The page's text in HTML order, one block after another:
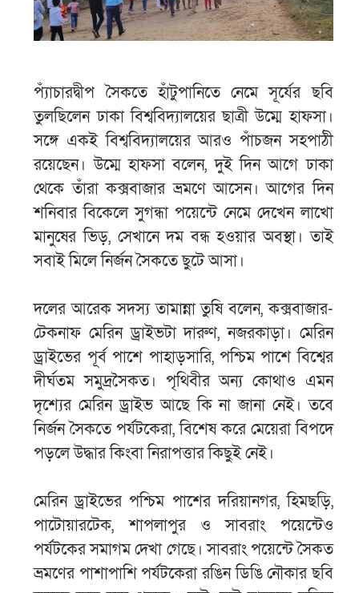
প্যাঁচারদ্বীপ সৈকতে হাঁটুপানিতে নেমে সূর্যের ছবি
তুলছিলেন ঢাকা বিশ্ববিদ্যালয়ের ছাত্রী উম্মে হাফসা।
সঙ্গে একই বিশ্ববিদ্যালয়ের আরও পাঁচজন সহপাঠী
রয়েছেন। উম্মে হাফসা বলেন, দুই দিন আগে ঢাকা
থেকে তাঁরা কক্সবাজার ভ্রমণে আসেন। আগের দিন
শনিবার বিকেলে সুগন্ধা পয়েন্টে নেমে দেখেন লাখো
মানুষের ভিড়, সেখানে দম বন্ধ হওয়ার অবস্থা। তাই
সবাই মিলে নির্জন সৈকতে ছুটে আসা।
দলের আরেক সদস্য তামান্না তুষি বলেন, কক্সবাজার-
টেকনাফ মেরিন ড্রাইভটা দারুণ, নজরকাড়া। মেরিন
ড্রাইভের পূর্ব পাশে পাহাড়সারি, পশ্চিম পাশে বিশ্বের
দীর্ঘতম সমুদ্রসৈকত। পৃথিবীর অন্য কোথাও এমন
দৃশ্যের মেরিন ড্রাইভ আছে কি না জানা নেই। তবে
নির্জন সৈকতে পর্যটকেরা, বিশেষ করে মেয়েরা বিপদে
পড়লে উদ্ধার কিংবা নিরাপত্তার কিছুই নেই।
মেরিন ড্রাইভের পশ্চিম পাশের দরিয়ানগর, হিমছড়ি,
পাটোয়ারটেক, শাপলাপুর ও সাবরাং পয়েন্টেও
পর্যটকের সমাগম দেখা গেছে। সাবরাং পয়েন্টে সৈকত
ভ্রমণের পাশাপাশি পর্যটকেরা রঙিন ডিঙি নৌকার ছবি